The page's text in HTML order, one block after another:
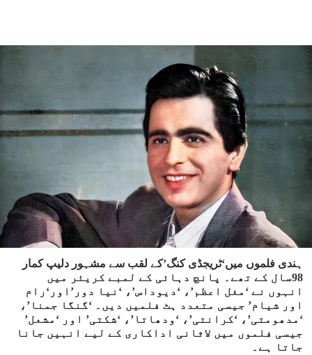
ہندی فلموں میں‘ٹریجڈی کنگ’کے لقب سے مشہور دلیپ کمار
98سال کے تھے۔ پانچ دہائی کے لمبے کریئر میں
انہوں نے ‘مغل اعظم’، ‘دیوداس’، ‘نیا دور’اور‘رام
اور شیام’ جیسی متعدد ہٹ فلمیں دیں۔ ‘گنگا جمنا’،
‘مدھومتی’، ‘کرانتی’، ‘ودھاتا’، ‘شکتی’ اور ‘مشعل’
جیسی فلموں میں لاثانی اداکاری کے لیے انہیں جانا
جاتا ہے۔